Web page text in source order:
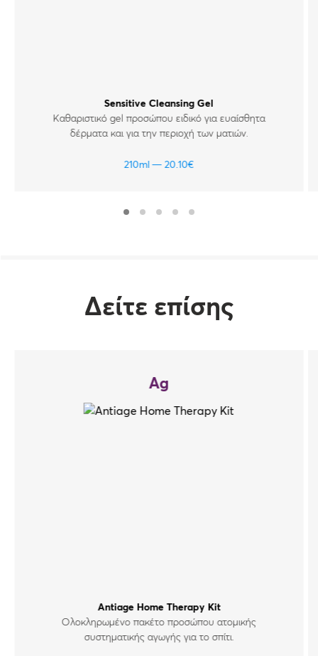
Sensitive Cleansing Gel
Καθαριστικό gel προσώπου ειδικό για ευαίσθητα
δέρματα και για την περιοχή των ματιών.
210ml 20.10€
Δείτε επίσης
Ag
Antiage Home Therapy Kit
Oλοκληρωμένο πακέτο προσώπου ατομικής
συστηματικής αγωγής για το σπίτι.